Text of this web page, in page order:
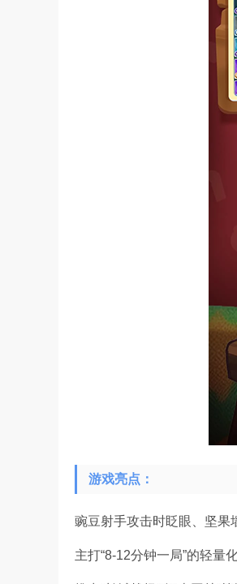
游戏亮点：
豌豆射手攻击时眨眼、坚果
主打“8-12分钟一局”的轻量